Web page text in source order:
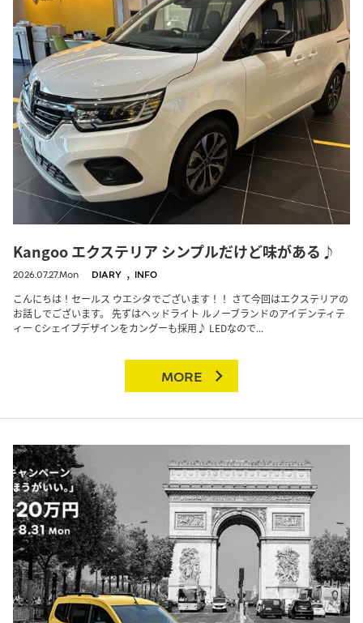
Kangoo エクステリア シンプルだけど味がある♪
2026.07.27.Mon DIARY , INFO
こんにちは！セールス ウエシタでございます！！ さて今回はエクステリアの
お話しでございます。 先ずはヘッドライト ルノーブランドのアイデンティテ
ィー Cシェイプデザインをカングーも採用♪ LEDなので...
MORE